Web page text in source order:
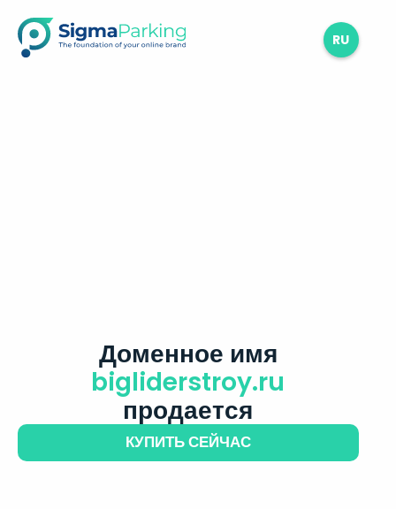
RU
Доменное имя
bigliderstroy.ru
продается
КУПИТЬ СЕЙЧАС